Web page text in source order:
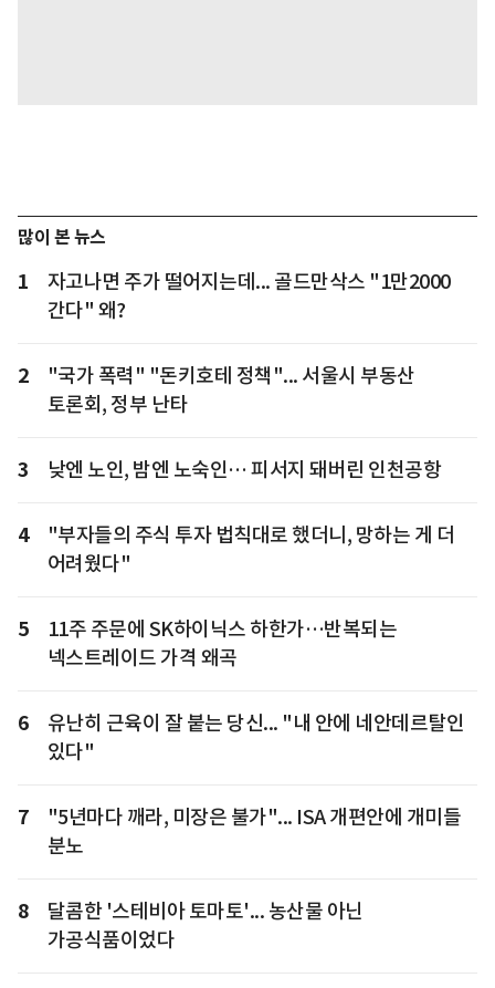
많이 본 뉴스
1
자고나면 주가 떨어지는데... 골드만삭스 "1만2000
간다" 왜?
2
"국가 폭력" "돈키호테 정책"... 서울시 부동산
토론회, 정부 난타
3 낮엔 노인, 밤엔 노숙인… 피서지 돼버린 인천공항
4
"부자들의 주식 투자 법칙대로 했더니, 망하는 게 더
어려웠다"
5
11주 주문에 SK하이닉스 하한가…반복되는
넥스트레이드 가격 왜곡
6
유난히 근육이 잘 붙는 당신... "내 안에 네안데르탈인
있다"
7
"5년마다 깨라, 미장은 불가"... ISA 개편안에 개미들
분노
8
달콤한 '스테비아 토마토'... 농산물 아닌
가공식품이었다